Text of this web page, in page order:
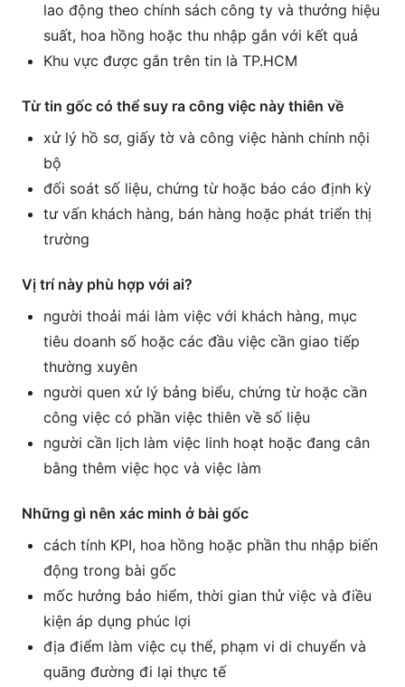
lao động theo chính sách công ty và thưởng hiệu
suất, hoa hồng hoặc thu nhập gắn với kết quả
Khu vực được gắn trên tin là TP.HCM
Từ tin gốc có thể suy ra công việc này thiên về
xử lý hồ sơ, giấy tờ và công việc hành chính nội
bộ
đối soát số liệu, chứng từ hoặc báo cáo định kỳ
tư vấn khách hàng, bán hàng hoặc phát triển thị
trường
Vị trí này phù hợp với ai?
người thoải mái làm việc với khách hàng, mục
tiêu doanh số hoặc các đầu việc cần giao tiếp
thường xuyên
người quen xử lý bảng biểu, chứng từ hoặc cần
công việc có phần việc thiên về số liệu
người cần lịch làm việc linh hoạt hoặc đang cân
bằng thêm việc học và việc làm
Những gì nên xác minh ở bài gốc
cách tính KPI, hoa hồng hoặc phần thu nhập biến
động trong bài gốc
mốc hưởng bảo hiểm, thời gian thử việc và điều
kiện áp dụng phúc lợi
địa điểm làm việc cụ thể, phạm vi di chuyển và
quãng đường đi lại thực tế